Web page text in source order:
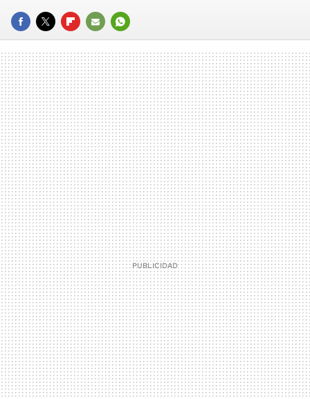
FACEBOOK
TWITTERFLIPBOARD
E-
MAIL
WHATSAPP